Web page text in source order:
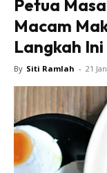
Petua
Macam
Langkah
By Siti Ramlah - 21